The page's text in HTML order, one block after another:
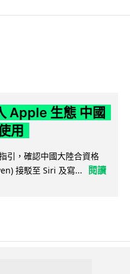
Apple 生態 中國
用
引，確認中國大陸合資格
接駁至 Siri 及寫...
閱讀